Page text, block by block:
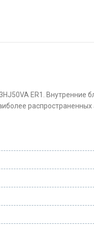
ER1. Внутренние
распространенных